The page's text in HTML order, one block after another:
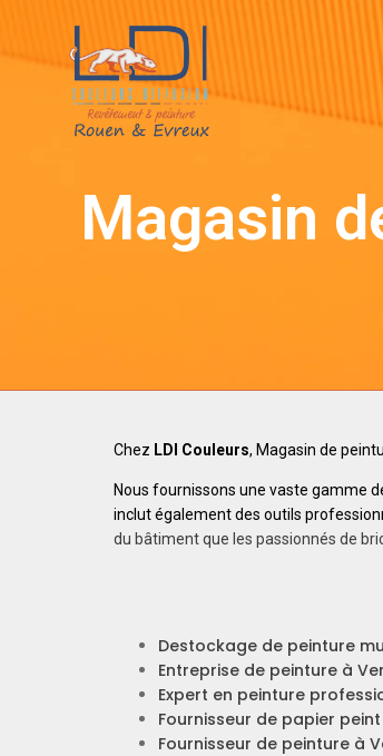
Magasin
Chez LDI Couleurs, Magasin de
Nous fournissons une vaste gamme
inclut également des outils
du bâtiment que les passionnés de
Destockage de peinture
Entreprise de peinture à
Expert en peinture
Fournisseur de papier
Fournisseur de peinture à